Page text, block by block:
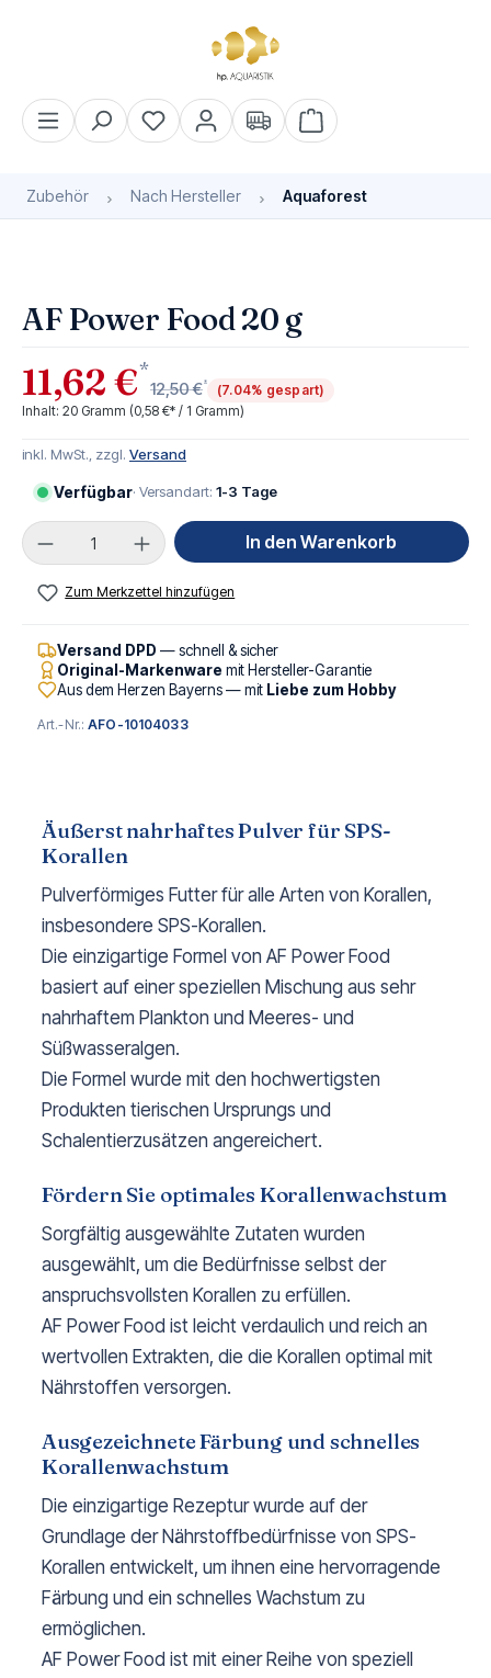
Warenkorb enthält 0
Zubehör Nach Hersteller Aquaforest
AF Power Food 20 g
11,62 €*
12,50 €*
(7.04% gespart)
Inhalt: 20 Gramm (0,58 €* / 1 Gramm)
inkl. MwSt., zzgl. Versand
Verfügbar· Versandart: 1-3 Tage
Produkt Anzahl: Gib den gewünschten Wert
In den Warenkorb
Zum Merkzettel hinzufügen
Versand DPD — schnell & sicher
Original-Markenware mit Hersteller-Garantie
Aus dem Herzen Bayerns — mit Liebe zum Hobby
Art.-Nr.:AFO-10104033
Äußerst nahrhaftes Pulver für SPS-
Korallen
Pulverförmiges Futter für alle Arten von Korallen,
insbesondere SPS-Korallen.
Die einzigartige Formel von AF Power Food
basiert auf einer speziellen Mischung aus sehr
nahrhaftem Plankton und Meeres- und
Süßwasseralgen.
Die Formel wurde mit den hochwertigsten
Produkten tierischen Ursprungs und
Schalentierzusätzen angereichert.
Fördern Sie optimales Korallenwachstum
Sorgfältig ausgewählte Zutaten wurden
ausgewählt, um die Bedürfnisse selbst der
anspruchsvollsten Korallen zu erfüllen.
AF Power Food ist leicht verdaulich und reich an
wertvollen Extrakten, die die Korallen optimal mit
Nährstoffen versorgen.
Ausgezeichnete Färbung und schnelles
Korallenwachstum
Die einzigartige Rezeptur wurde auf der
Grundlage der Nährstoffbedürfnisse von SPS-
Korallen entwickelt, um ihnen eine hervorragende
Färbung und ein schnelles Wachstum zu
ermöglichen.
AF Power Food ist mit einer Reihe von speziell